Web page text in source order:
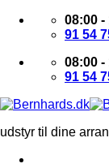
Zum
08:00 -
91 54
08:00 -
91 54
udstyr til dine